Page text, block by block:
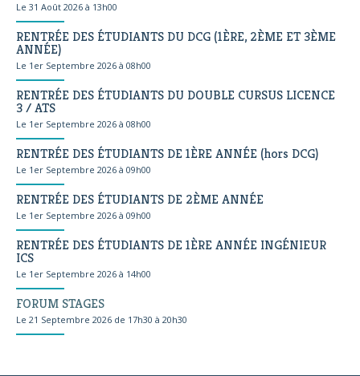
Le 31 Août 2026 à 13h00
RENTRÉE DES ÉTUDIANTS DU DCG (1ÈRE, 2ÈME ET 3ÈME
ANNÉE)
Le 1er Septembre 2026 à 08h00
RENTRÉE DES ÉTUDIANTS DU DOUBLE CURSUS LICENCE
3 / ATS
Le 1er Septembre 2026 à 08h00
RENTRÉE DES ÉTUDIANTS DE 1ÈRE ANNÉE (hors DCG)
Le 1er Septembre 2026 à 09h00
RENTRÉE DES ÉTUDIANTS DE 2ÈME ANNÉE
Le 1er Septembre 2026 à 09h00
RENTRÉE DES ÉTUDIANTS DE 1ÈRE ANNÉE INGÉNIEUR
ICS
Le 1er Septembre 2026 à 14h00
FORUM STAGES
Le 21 Septembre 2026 de 17h30 à 20h30